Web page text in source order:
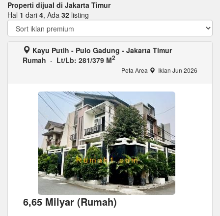
Properti dijual di Jakarta Timur
Hal 1 dari 4, Ada 32 listing
Kayu Putih - Pulo Gadung - Jakarta Timur
Rumah - Lt/Lb: 281/379 M2
Peta Area Iklan Jun 2026
6,65 Milyar (Rumah)